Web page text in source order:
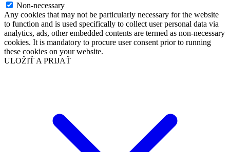
Non-necessary
Any cookies that may not be particularly necessary for the website
to function and is used specifically to collect user personal data via
analytics, ads, other embedded contents are termed as non-necessary
cookies. It is mandatory to procure user consent prior to running
these cookies on your website.
ULOŽIŤ A PRIJAŤ